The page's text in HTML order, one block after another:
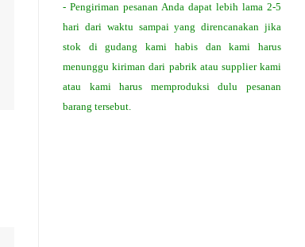
- Pengiriman pesanan Anda dapat lebih lama 2-5
hari dari waktu sampai yang direncanakan jika
stok di gudang kami habis dan kami harus
menunggu kiriman dari pabrik atau supplier kami
atau kami harus memproduksi dulu pesanan
barang tersebut.